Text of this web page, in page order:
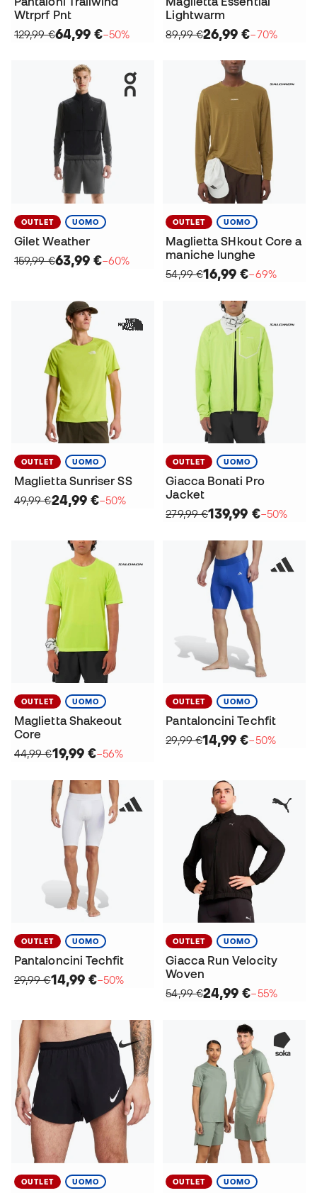
Wtrprf Pnt
129,99 €64,99 €−50%
Lightwarm
89,99 €26,99 €−70%
OUTLET UOMO
Gilet Weather
159,99 €63,99 €−60%
OUTLET UOMO
Maglietta SHkout Core a
maniche lunghe
54,99 €16,99 €−69%
OUTLET UOMO
Maglietta Sunriser SS
49,99 €24,99 €−50%
OUTLET UOMO
Giacca Bonati Pro
Jacket
279,99 €139,99 €−50%
OUTLET UOMO
Maglietta Shakeout
Core
44,99 €19,99 €−56%
OUTLET UOMO
Pantaloncini Techfit
29,99 €14,99 €−50%
OUTLET UOMO
Pantaloncini Techfit
29,99 €14,99 €−50%
OUTLET UOMO
Giacca Run Velocity
Woven
54,99 €24,99 €−55%
OUTLET UOMO OUTLET UOMO